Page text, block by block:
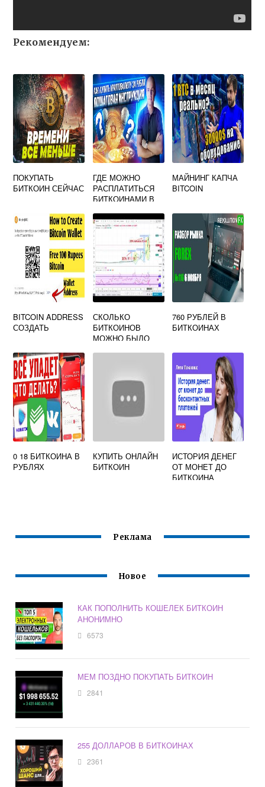
Рекомендуем:
ПОКУПАТЬ
БИТКОИН СЕЙЧАС
ГДЕ МОЖНО
РАСПЛАТИТЬСЯ
БИТКОИНАМИ В
МАЙНИНГ КАПЧА
BITCOIN
BITCOIN ADDRESS
СОЗДАТЬ
СКОЛЬКО
БИТКОИНОВ
МОЖНО БЫЛО
760 РУБЛЕЙ В
БИТКОИНАХ
0 18 БИТКОИНА В
РУБЛЯХ
КУПИТЬ ОНЛАЙН
БИТКОИН
ИСТОРИЯ ДЕНЕГ
ОТ МОНЕТ ДО
БИТКОИНА
Реклама
Новое
КАК ПОПОЛНИТЬ КОШЕЛЕК БИТКОИН
АНОНИМНО
6573
МЕМ ПОЗДНО ПОКУПАТЬ БИТКОИН
2841
255 ДОЛЛАРОВ В БИТКОИНАХ
2361